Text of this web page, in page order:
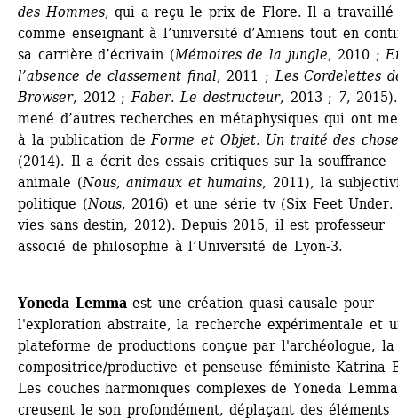
des Hommes, qui a reçu le prix de Flore. Il a travaillé
comme enseignant à l’université d’Amiens tout en
sa carrière d’écrivain (Mémoires de la jungle, 2010 ;
l’absence de classement final, 2011 ; Les Cordelettes
Browser, 2012 ; Faber. Le destructeur, 2013 ; 7,
mené d’autres recherches en métaphysiques qui ont
à la publication de Forme et Objet. Un traité des
(2014). Il a écrit des essais critiques sur la souffrance
animale (Nous, animaux et humains, 2011), la
politique (Nous, 2016) et une série tv (Six Feet Under.
vies sans destin, 2012). Depuis 2015, il est professeur
associé de philosophie à l’Université de Lyon-3.
Yoneda Lemmaest une création quasi-causale pour
l'exploration abstraite, la recherche expérimentale et
plateforme de productions conçue par l'archéologue, la
compositrice/productive et penseuse féministe Katrina
Les couches harmoniques complexes de Yoneda Lemma
creusent le son profondément, déplaçant des éléments